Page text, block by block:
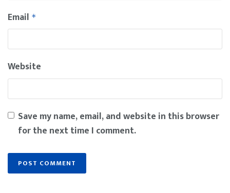
Email *
Website
Save my name, email, and website in this browser
for the next time I comment.